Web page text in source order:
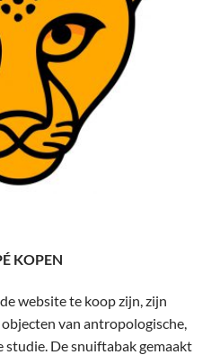
KOPEN
website te koop zijn, zijn
van antropologische,
studie. De snuiftabak gemaakt